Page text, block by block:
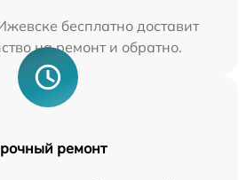
бесплатно доставит
на ремонт и обратно.
ремонт